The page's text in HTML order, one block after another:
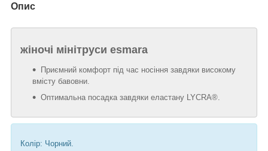
Опис
жіночі мінітруси esmara
Приємний комфорт під час носіння завдяки високому
вмісту бавовни.
Оптимальна посадка завдяки еластану LYCRA®.
Колір: Чорний.